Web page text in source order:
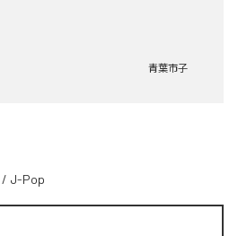
青葉市子
/ J-Pop